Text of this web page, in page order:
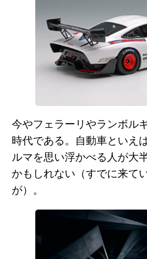
今やフェラーリやランボル
時代である。自動車といえ
ルマを思い浮かべる人が大
かもしれない（すでに来て
が）。